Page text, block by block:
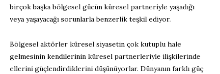
birçok başka bölgesel gücün küresel partneriyle yaşadığı
veya yaşayacağı sorunlarla benzerlik teşkil ediyor.
Bölgesel aktörler küresel siyasetin çok kutuplu hale
gelmesinin kendilerinin küresel partnerleriyle ilişkilerinde
ellerini güçlendirdiklerini düşünüyorlar. Dünyanın farklı güç